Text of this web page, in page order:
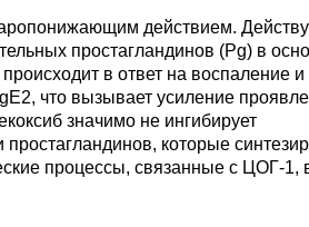
действием.
простагландинов (Pg) в
в ответ на воспаление и
что вызывает усиление
значимо не ингибирует
которые
процессы, связанные с ЦОГ-1,